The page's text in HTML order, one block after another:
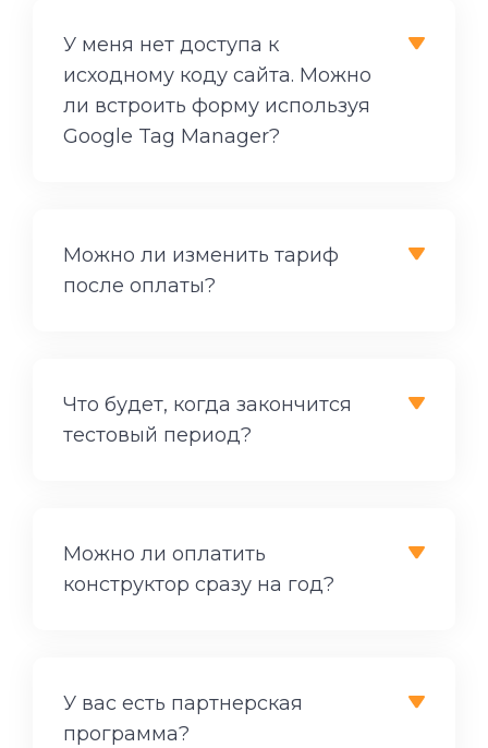
У меня нет доступа к
исходному коду сайта. Можно
ли встроить форму используя
Google Tag Manager?
Можно ли изменить тариф
после оплаты?
Что будет, когда закончится
тестовый период?
Можно ли оплатить
конструктор сразу на год?
У вас есть партнерская
программа?